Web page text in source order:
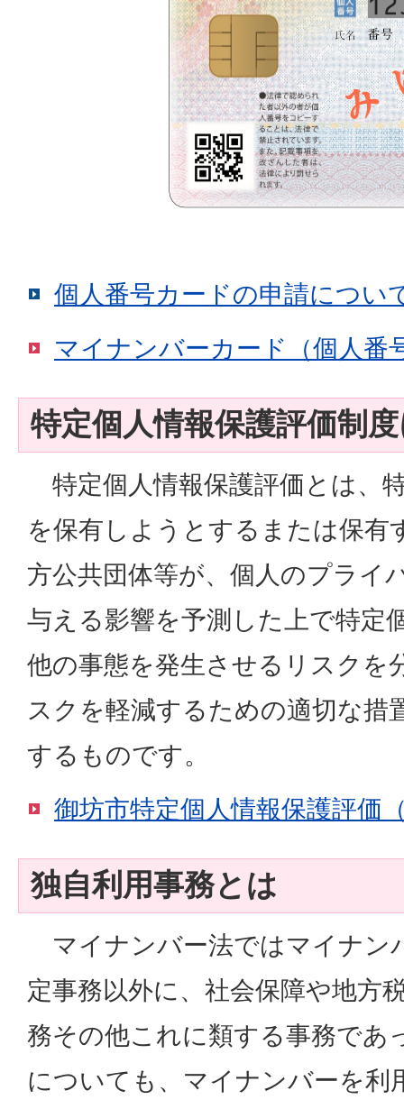
個人番号カードの申請につい
マイナンバーカード（個人番
特定個人情報保護評価制
特定個人情報保護評価とは、
を保有しようとするまたは保有
方公共団体等が、個人のプライ
与える影響を予測した上で特定
他の事態を発生させるリスクを
スクを軽減するための適切な措
するものです。
御坊市特定個人情報保護評価
独自利用事務とは
マイナンバー法ではマイナン
定事務以外に、社会保障や地方
務その他これに類する事務であ
についても、マイナンバーを利